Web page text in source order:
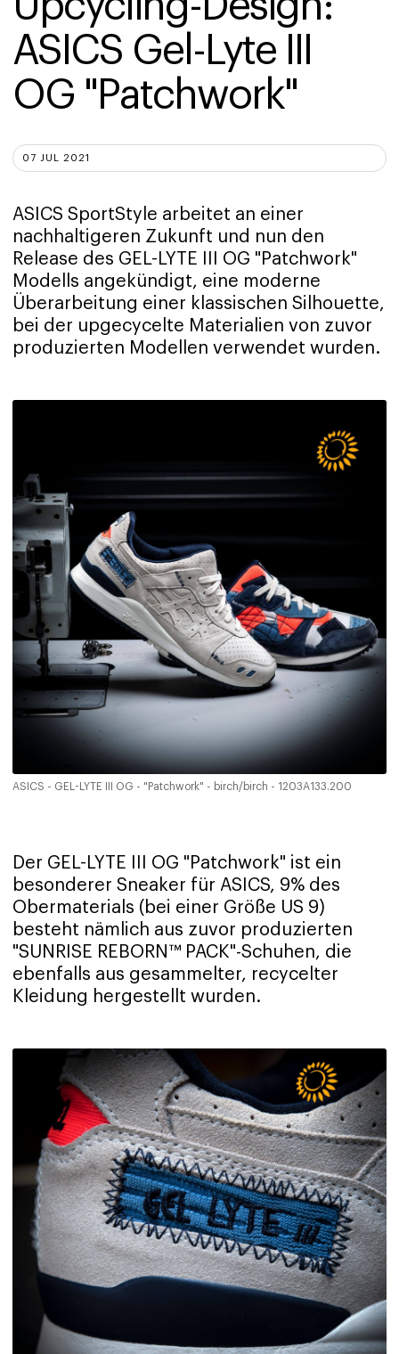
ASICS Gel-Lyte III
OG "Patchwork"
07 JUL 2021
ASICS SportStyle arbeitet an einer
nachhaltigeren Zukunft und nun den
Release des GEL-LYTE III OG "Patchwork"
Modells angekündigt, eine moderne
Überarbeitung einer klassischen Silhouette,
bei der upgecycelte Materialien von zuvor
produzierten Modellen verwendet wurden.
ASICS - GEL-LYTE III OG - "Patchwork" - birch/birch - 1203A133.200
Der GEL-LYTE III OG "Patchwork" ist ein
besonderer Sneaker für ASICS, 9% des
Obermaterials (bei einer Größe US 9)
besteht nämlich aus zuvor produzierten
"SUNRISE REBORN™ PACK"-Schuhen, die
ebenfalls aus gesammelter, recycelter
Kleidung hergestellt wurden.